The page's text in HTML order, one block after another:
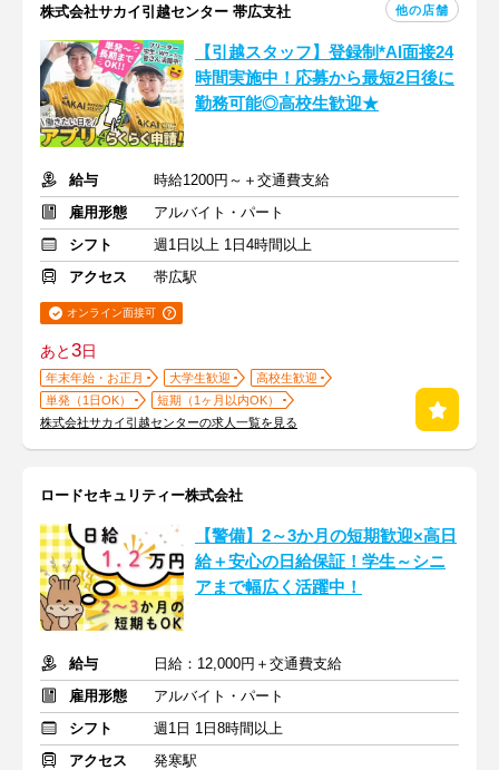
株式会社サカイ引越センター 帯広支社 他の店舗
【引越スタッフ】登録制*AI面接24
時間実施中！応募から最短2日後に
勤務可能◎高校生歓迎★
給与
時給1200円～＋交通費支給
雇用形態
アルバイト・パート
シフト
週1日以上 1日4時間以上
アクセス
帯広駅
オンライン面接可
あと3日
年末年始・お正月 大学生歓迎
高校生歓迎
単発（1日OK）
短期（1ヶ月以内OK）
株式会社サカイ引越センターの求人一覧を見る
ロードセキュリティー株式会社
【警備】2～3か月の短期歓迎×高日
給＋安心の日給保証！学生～シニ
アまで幅広く活躍中！
給与
日給：12,000円＋交通費支給
雇用形態
アルバイト・パート
シフト
週1日 1日8時間以上
アクセス
発寒駅